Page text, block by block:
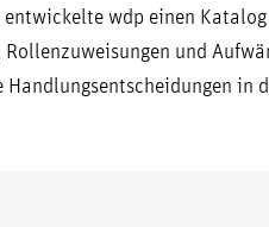
entwickelte wdp einen
und
in